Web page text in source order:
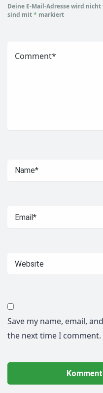
Deine E-Mail-Adresse wird
sind mit* markiert
Save my name, email,
the next time I comment.